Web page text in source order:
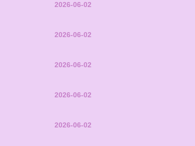
2026-06-02
2026-06-02
2026-06-02
2026-06-02
2026-06-02